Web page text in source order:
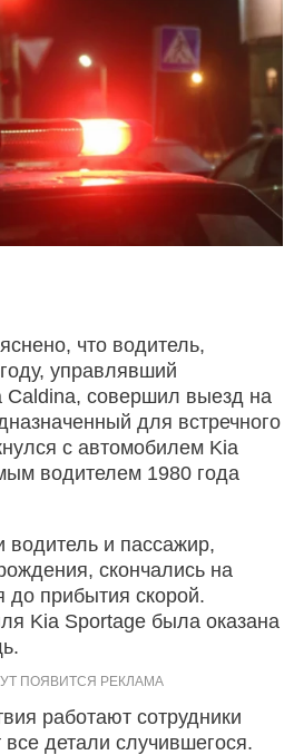
что водитель,
управлявший
Caldina, совершил выезд на
для встречного
с автомобилем Kia
водителем 1980 года
водитель и пассажир,
скончались на
до прибытия скорой.
Kia Sportage была оказана
работают сотрудники
детали случившегося.